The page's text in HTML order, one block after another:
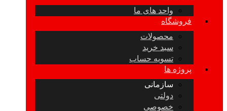
واحد های ما
فروشگاه
محصولات
سبد خرید
تسویه حساب
پروژه ها
سازمانی
دولتی
خصوصی